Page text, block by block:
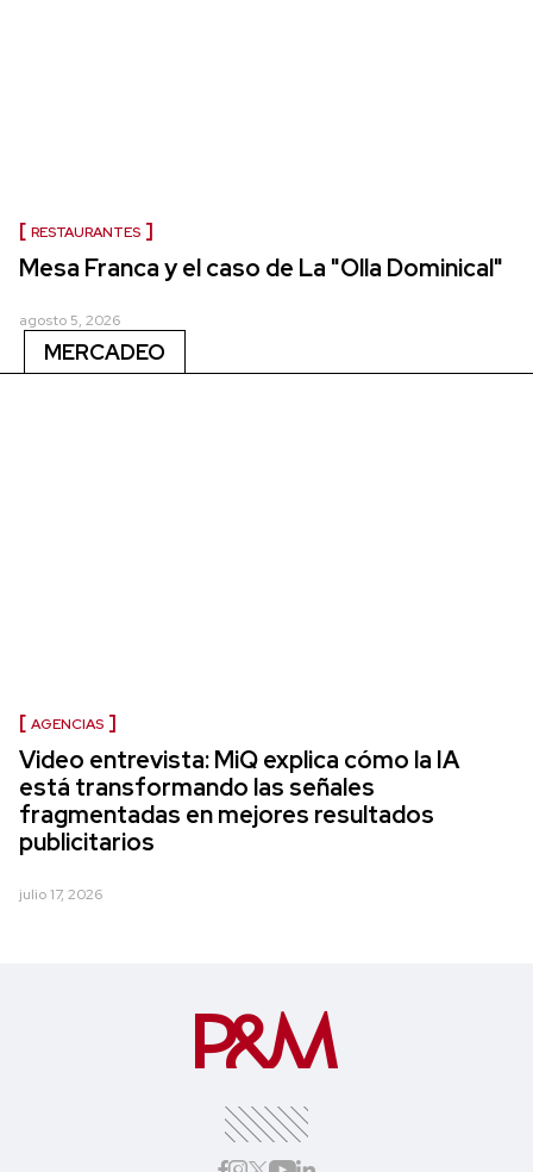
RESTAURANTES
Mesa Franca y el caso de La "Olla Dominical"
agosto 5, 2026
MERCADEO
AGENCIAS
Video entrevista: MiQ explica cómo la IA
está transformando las señales
fragmentadas en mejores resultados
publicitarios
julio 17, 2026